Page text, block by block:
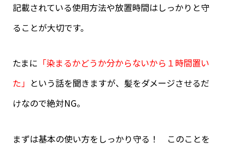
記載されている使用方法や放置時間はしっかりと守
ることが大切です。
たまに 「染まるかどうか分からないから１時間置い
た」 という話を聞きますが、髪をダメージさせるだ
けなので絶対NG。
まずは基本の使い方をしっかり守る！ このことを